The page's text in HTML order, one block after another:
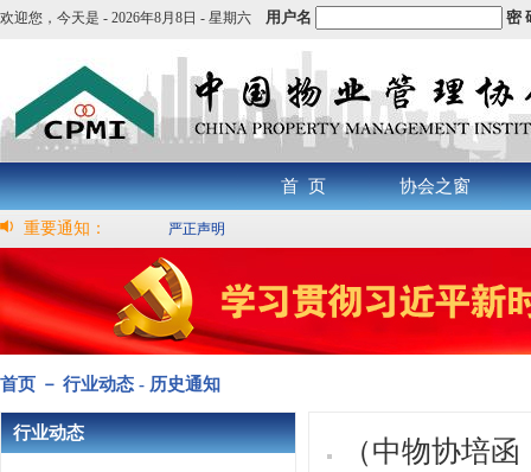
欢迎您， 今天是 - 2026年8月8日 - 星期六 用户名 密
首 页 协会之窗
重要通知： 严正声明
首页 － 行业动态 - 历史通知
行业动态
（中物协培